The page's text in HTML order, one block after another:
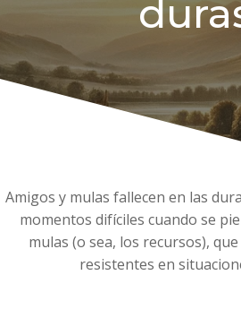
Amigos y mulas fallecen en las
momentos difíciles cuando se
mulas (o sea, los recursos),
resistentes en